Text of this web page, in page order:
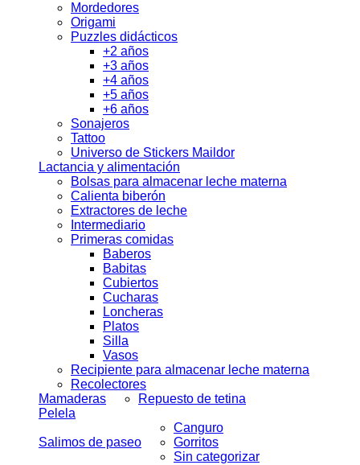
Mordedores
Origami
Puzzles didácticos
+2 años
+3 años
+4 años
+5 años
+6 años
Sonajeros
Tattoo
Universo de Stickers Maildor
Lactancia y alimentación
Bolsas para almacenar leche materna
Calienta biberón
Extractores de leche
Intermediario
Primeras comidas
Baberos
Babitas
Cubiertos
Cucharas
Loncheras
Platos
Silla
Vasos
Recipiente para almacenar leche materna
Recolectores
Mamaderas
Repuesto de tetina
Pelela
Salimos de paseo
Canguro
Gorritos
Sin categorizar